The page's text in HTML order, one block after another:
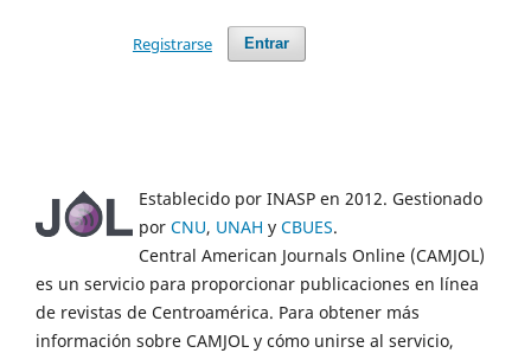
Entrar
Registrarse
Establecido por INASP en 2012. Gestionado
por CNU, UNAH y CBUES.
Central American Journals Online (CAMJOL)
es un servicio para proporcionar publicaciones en línea
de revistas de Centroamérica. Para obtener más
información sobre CAMJOL y cómo unirse al servicio,